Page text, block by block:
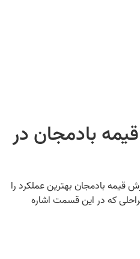
بادمجان در
قیمه بادمجان بهترین عملکرد را
که در این قسمت اشاره